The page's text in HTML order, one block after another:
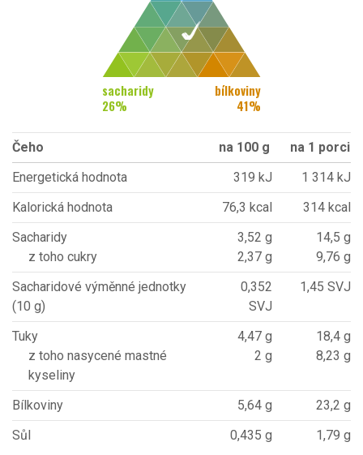
sacharidy
26%
bílkoviny
41%
Čeho na 100 g
na 1 porci
Energetická hodnota
319 kJ
1 314 kJ
Kalorická hodnota
76,3 kcal
314 kcal
Sacharidy
z toho cukry
3,52 g
2,37 g
14,5 g
9,76 g
Sacharidové výměnné jednotky
(10 g)
0,352
SVJ
1,45 SVJ
Tuky
z toho nasycené mastné
kyseliny
4,47 g
2 g
18,4 g
8,23 g
Bílkoviny 5,64 g
23,2 g
Sůl
0,435 g 1,79 g